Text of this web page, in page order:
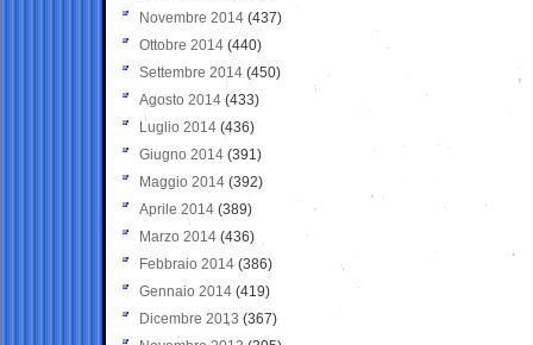
Novembre 2014 (437)
Ottobre 2014 (440)
Settembre 2014 (450)
Agosto 2014 (433)
Luglio 2014 (436)
Giugno 2014 (391)
Maggio 2014 (392)
Aprile 2014 (389)
Marzo 2014 (436)
Febbraio 2014 (386)
Gennaio 2014 (419)
Dicembre 2013 (367)